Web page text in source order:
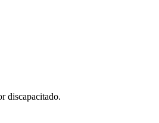
discapacitado.